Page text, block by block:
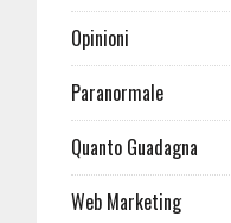
Opinioni
Paranormale
Quanto Guadagna
Web Marketing